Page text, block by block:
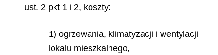
ust. 2 pkt 1 i 2, koszty:
1) ogrzewania, klimatyzacji i wentylacji
lokalu mieszkalnego,